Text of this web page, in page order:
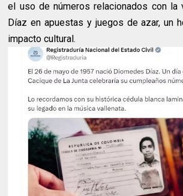
el uso de números relacionados con la
Díaz en apuestas y juegos de azar, un
impacto cultural.